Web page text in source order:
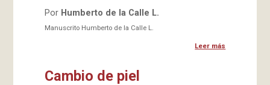
Por Humberto de la Calle L.
Manuscrito Humberto de la Calle L.
Leer más
Cambio de piel